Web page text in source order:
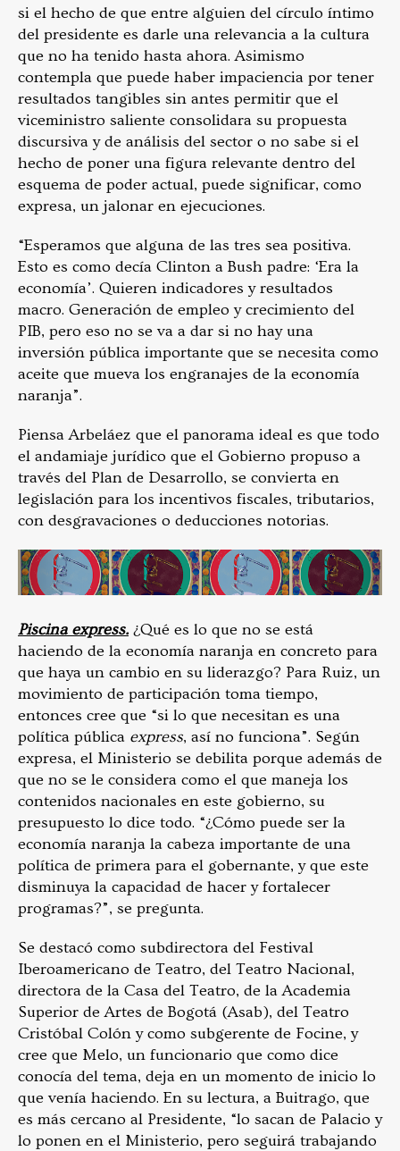
si el hecho de que entre alguien del círculo íntimo
del presidente es darle una relevancia a la cultura
que no ha tenido hasta ahora. Asimismo
contempla que puede haber impaciencia por tener
resultados tangibles sin antes permitir que el
viceministro saliente consolidara su propuesta
discursiva y de análisis del sector o no sabe si el
hecho de poner una figura relevante dentro del
esquema de poder actual, puede significar, como
expresa, un jalonar en ejecuciones.
“Esperamos que alguna de las tres sea positiva.
Esto es como decía Clinton a Bush padre: ‘Era la
economía’. Quieren indicadores y resultados
macro. Generación de empleo y crecimiento del
PIB, pero eso no se va a dar si no hay una
inversión pública importante que se necesita como
aceite que mueva los engranajes de la economía
naranja”.
Piensa Arbeláez que el panorama ideal es que todo
el andamiaje jurídico que el Gobierno propuso a
través del Plan de Desarrollo, se convierta en
legislación para los incentivos fiscales, tributarios,
con desgravaciones o deducciones notorias.
Piscina express.¿Qué es lo que no se está
haciendo de la economía naranja en concreto para
que haya un cambio en su liderazgo? Para Ruiz, un
movimiento de participación toma tiempo,
entonces cree que “si lo que necesitan es una
política pública express, así no funciona”. Según
expresa, el Ministerio se debilita porque además de
que no se le considera como el que maneja los
contenidos nacionales en este gobierno, su
presupuesto lo dice todo. “¿Cómo puede ser la
economía naranja la cabeza importante de una
política de primera para el gobernante, y que este
disminuya la capacidad de hacer y fortalecer
programas?”, se pregunta.
Se destacó como subdirectora del Festival
Iberoamericano de Teatro, del Teatro Nacional,
directora de la Casa del Teatro, de la Academia
Superior de Artes de Bogotá (Asab), del Teatro
Cristóbal Colón y como subgerente de Focine, y
cree que Melo, un funcionario que como dice
conocía del tema, deja en un momento de inicio lo
que venía haciendo. En su lectura, a Buitrago, que
es más cercano al Presidente, “lo sacan de Palacio y
lo ponen en el Ministerio, pero seguirá trabajando